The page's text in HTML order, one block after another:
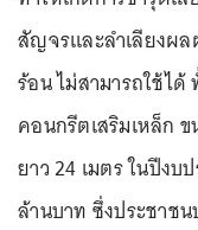
สัญจรและลำเลียงผล
ร้อน ไม่สามารถใช้ไ
คอนกรีตเสริมเหล็ก
ยาว 24 เมตร ในปีงบ
ล้านบาท ซึ่งประชาช